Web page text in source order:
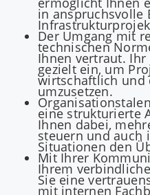
in anspruchsvolle
Der Umgang mit
technischen
Ihnen vertraut. Ihr
gezielt ein, um
wirtschaftlich
umzusetzen.
eine strukturierte
Ihnen dabei,
steuern und auch
Situationen den
Mit Ihrer
Ihrem
Sie eine
mit internen